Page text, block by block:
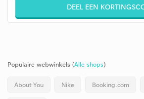
DEEL EEN
Populaire webwinkels (Alle shops)
About You Nike Booking.com